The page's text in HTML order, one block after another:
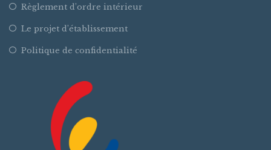
t
i
Règlement d’ordre intérieur
Le projet d’établissement
Politique de confidentialité